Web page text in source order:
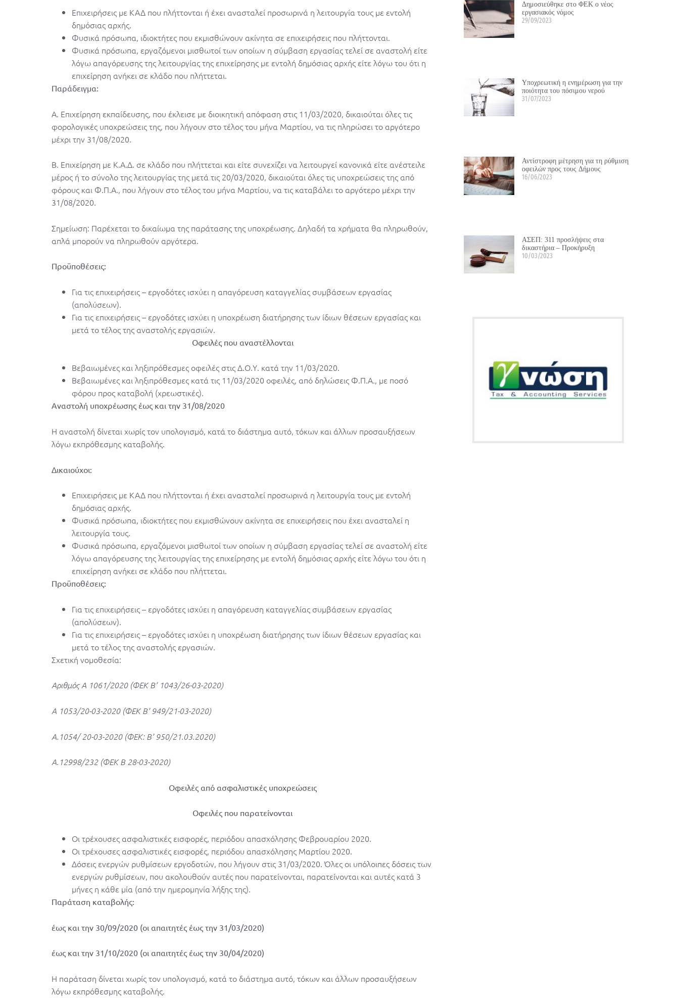
Επιχειρήσεις με ΚΑΔ που πλήττονται ή έχει ανασταλεί προσωρινά η λειτουργία τους με εντολή
δημόσιας αρχής.
Φυσικά πρόσωπα, ιδιοκτήτες που εκμισθώνουν ακίνητα σε επιχειρήσεις που πλήττονται.
Φυσικά πρόσωπα, εργαζόμενοι μισθωτοί των οποίων η σύμβαση εργασίας τελεί σε αναστολή είτε
λόγω απαγόρευσης της λειτουργίας της επιχείρησης με εντολή δημόσιας αρχής είτε λόγω του ότι η
επιχείρηση ανήκει σε κλάδο που πλήττεται.
Παράδειγμα:
Α. Επιχείρηση εκπαίδευσης, που έκλεισε με διοικητική απόφαση στις 11/03/2020, δικαιούται όλες τις
φορολογικές υποχρεώσεις της, που λήγουν στο τέλος του μήνα Μαρτίου, να τις πληρώσει το αργότερο
μέχρι την 31/08/2020.
Β. Επιχείρηση με Κ.Α.Δ. σε κλάδο που πλήττεται και είτε συνεχίζει να λειτουργεί κανονικά είτε ανέστειλε
μέρος ή το σύνολο της λειτουργίας της μετά τις 20/03/2020, δικαιούται όλες τις υποχρεώσεις της από
φόρους και Φ.Π.Α., που λήγουν στο τέλος του μήνα Μαρτίου, να τις καταβάλει το αργότερο μέχρι την
31/08/2020.
Σημείωση: Παρέχεται το δικαίωμα της παράτασης της υποχρέωσης. Δηλαδή τα χρήματα θα πληρωθούν,
απλά μπορούν να πληρωθούν αργότερα.
Προϋποθέσεις:
Για τις επιχειρήσεις – εργοδότες ισχύει η απαγόρευση καταγγελίας συμβάσεων εργασίας
(απολύσεων).
Για τις επιχειρήσεις – εργοδότες ισχύει η υποχρέωση διατήρησης των ίδιων θέσεων εργασίας και
μετά το τέλος της αναστολής εργασιών.
Οφειλές που αναστέλλονται
Βεβαιωμένες και ληξιπρόθεσμες οφειλές στις Δ.Ο.Υ. κατά την 11/03/2020.
Βεβαιωμένες και ληξιπρόθεσμες κατά τις 11/03/2020 οφειλές, από δηλώσεις Φ.Π.Α., με ποσό
φόρου προς καταβολή (χρεωστικές).
Αναστολή υποχρέωσης έως και την 31/08/2020
Η αναστολή δίνεται χωρίς τον υπολογισμό, κατά το διάστημα αυτό, τόκων και άλλων προσαυξήσεων
λόγω εκπρόθεσμης καταβολής.
Δικαιούχοι:
Επιχειρήσεις με ΚΑΔ που πλήττονται ή έχει ανασταλεί προσωρινά η λειτουργία τους με εντολή
δημόσιας αρχής.
Φυσικά πρόσωπα, ιδιοκτήτες που εκμισθώνουν ακίνητα σε επιχειρήσεις που έχει ανασταλεί η
λειτουργία τους.
Φυσικά πρόσωπα, εργαζόμενοι μισθωτοί των οποίων η σύμβαση εργασίας τελεί σε αναστολή είτε
λόγω απαγόρευσης της λειτουργίας της επιχείρησης με εντολή δημόσιας αρχής είτε λόγω του ότι η
επιχείρηση ανήκει σε κλάδο που πλήττεται.
Προϋποθέσεις:
Για τις επιχειρήσεις – εργοδότες ισχύει η απαγόρευση καταγγελίας συμβάσεων εργασίας
(απολύσεων).
Για τις επιχειρήσεις – εργοδότες ισχύει η υποχρέωση διατήρησης των ίδιων θέσεων εργασίας και
μετά το τέλος της αναστολής εργασιών.
Σχετική νομοθεσία:
Αριθμός Α 1061/2020 (ΦΕΚ Β’ 1043/26-03-2020)
Α 1053/20-03-2020 (ΦΕΚ Β’ 949/21-03-2020)
Α.1054/ 20-03-2020 (ΦΕΚ: Β’ 950/21.03.2020)
Α.12998/232 (ΦΕΚ Β 28-03-2020)
Οφειλές από ασφαλιστικές υποχρεώσεις
Οφειλές που παρατείνονται
Οι τρέχουσες ασφαλιστικές εισφορές, περιόδου απασχόλησης Φεβρουαρίου 2020.
Οι τρέχουσες ασφαλιστικές εισφορές, περιόδου απασχόλησης Μαρτίου 2020.
Δόσεις ενεργών ρυθμίσεων εργοδοτών, που λήγουν στις 31/03/2020. Όλες οι υπόλοιπες δόσεις των
ενεργών ρυθμίσεων, που ακολουθούν αυτές που παρατείνονται, παρατείνονται και αυτές κατά 3
μήνες η κάθε μία (από την ημερομηνία λήξης της).
Παράταση καταβολής:
έως και την 30/09/2020 (οι απαιτητές έως την 31/03/2020)
έως και την 31/10/2020 (οι απαιτητές έως την 30/04/2020)
Η παράταση δίνεται χωρίς τον υπολογισμό, κατά το διάστημα αυτό, τόκων και άλλων προσαυξήσεων
λόγω εκπρόθεσμης καταβολής.
Δημοσιεύθηκε στο ΦΕΚ ο νέος
εργασιακός νόμος
29/09/2023
Υποχρεωτική η ενημέρωση για την
ποιότητα του πόσιμου νερού
31/07/2023
Αντίστροφη μέτρηση για τη ρύθμιση
οφειλών προς τους Δήμους
16/06/2023
ΑΣΕΠ: 311 προσλήψεις στα
δικαστήρια – Προκήρυξη
10/03/2023